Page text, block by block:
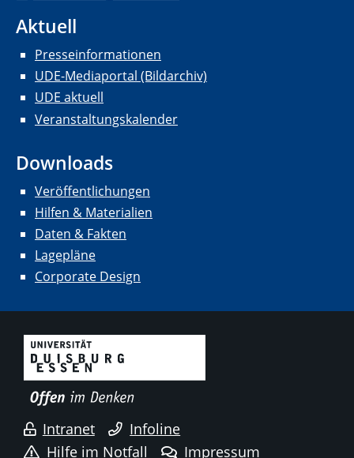
Aktuell
Presseinformationen
UDE-Mediaportal (Bildarchiv)
UDE aktuell
Veranstaltungskalender
Downloads
Veröffentlichungen
Hilfen & Materialien
Daten & Fakten
Lagepläne
Corporate Design
Intranet
Infoline
Hilfe im Notfall
Impressum